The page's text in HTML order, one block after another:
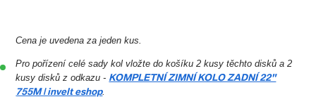
Cena je uvedena za jeden kus.
Pro pořízení celé sady kol vložte do košíku 2 kusy těchto disků a 2
kusy disků z odkazu - KOMPLETNÍ ZIMNÍ KOLO ZADNÍ 22"
755M | invelt eshop.